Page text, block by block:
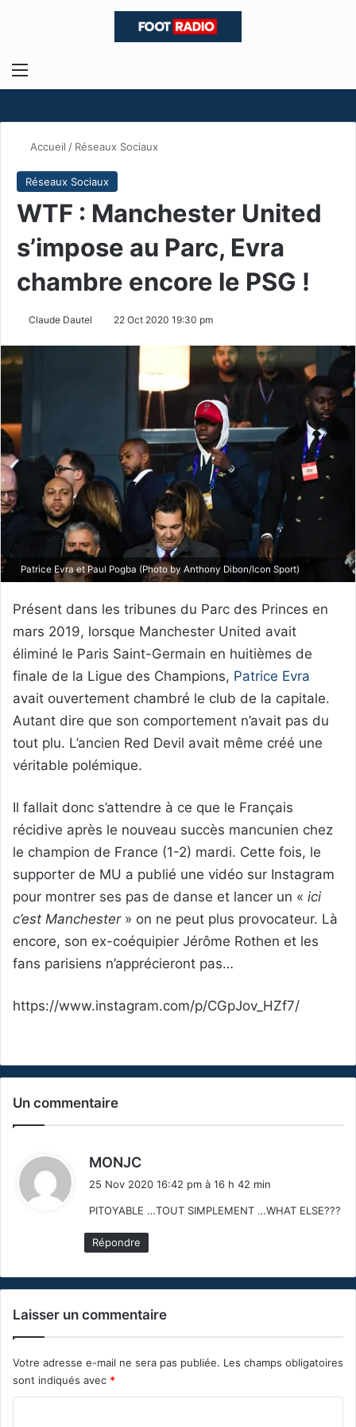
Menu
Accueil / Réseaux Sociaux
Réseaux Sociaux
WTF : Manchester United
s’impose au Parc, Evra
chambre encore le PSG !
Claude Dautel 22 Oct 2020 19:30 pm
Patrice Evra et Paul Pogba (Photo by Anthony Dibon/Icon Sport)
Présent dans les tribunes du Parc des Princes en
mars 2019, lorsque Manchester United avait
éliminé le Paris Saint-Germain en huitièmes de
finale de la Ligue des Champions, Patrice Evra
avait ouvertement chambré le club de la capitale.
Autant dire que son comportement n’avait pas du
tout plu. L’ancien Red Devil avait même créé une
véritable polémique.
Il fallait donc s’attendre à ce que le Français
récidive après le nouveau succès mancunien chez
le champion de France (1-2) mardi. Cette fois, le
supporter de MU a publié une vidéo sur Instagram
pour montrer ses pas de danse et lancer un « ici
c’est Manchester» on ne peut plus provocateur. Là
encore, son ex-coéquipier Jérôme Rothen et les
fans parisiens n’apprécieront pas…
https://www.instagram.com/p/CGpJov_HZf7/
Un commentaire
MONJC
i
:
25 Nov 2020 16:42 pm à 16 h 42 min
PITOYABLE …TOUT SIMPLEMENT …WHAT ELSE???
Répondre
Laisser un commentaire
Votre adresse e-mail ne sera pas publiée. Les champs obligatoires
sont indiqués avec *